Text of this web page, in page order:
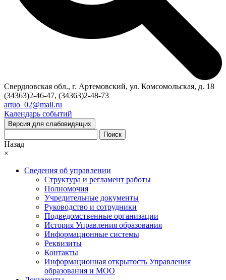
Свердловская обл., г. Артемовский, ул. Комсомольская, д. 18
(34363)2-46-47, (34363)2-48-73
artuo_02@mail.ru
Календарь событий
Версия для слабовидящих
Поиск
Назад
×
Сведения об управлении
Структура и регламент работы
Полномочия
Учредительные документы
Руководство и сотрудники
Подведомственные организации
История Управления образования
Информационные системы
Реквизиты
Контакты
Информационная открытость Управления
образования и МОО